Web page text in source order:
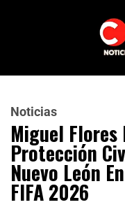
Noticias
Miguel Flores
Protección
Nuevo León
FIFA 2026